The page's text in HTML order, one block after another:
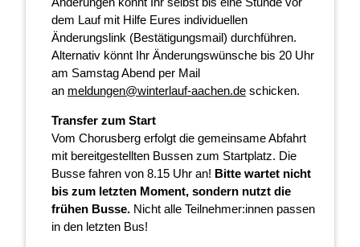
dem Lauf mit Hilfe Eures individuellen
Änderungslink (Bestätigungsmail) durchführen.
Alternativ könnt Ihr Änderungswünsche bis 20 Uhr
am Samstag Abend per Mail
an meldungen@winterlauf-aachen.de schicken.
Transfer zum Start
Vom Chorusberg erfolgt die gemeinsame Abfahrt
mit bereitgestellten Bussen zum Startplatz. Die
Busse fahren von 8.15 Uhr an! Bitte wartet nicht
bis zum letzten Moment, sondern nutzt die
frühen Busse. Nicht alle Teilnehmer:innen passen
in den letzten Bus!